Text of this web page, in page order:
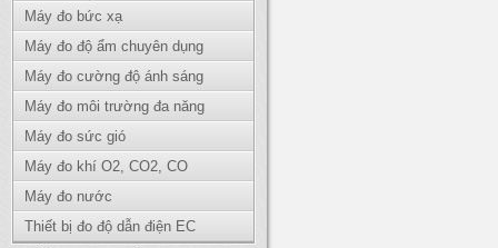
Máy đo bức xạ
Máy đo độ ẩm chuyên dụng
Máy đo cường độ ánh sáng
Máy đo môi trường đa năng
Máy đo sức gió
Máy đo khí O2, CO2, CO
Máy đo nước
Thiết bị đo độ dẫn điện EC